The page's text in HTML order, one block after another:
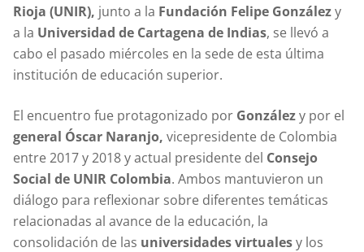
Rioja (UNIR), junto a la Fundación Felipe Gonzálezy
a la Universidad de Cartagena de Indias, se llevó a
cabo el pasado miércoles en la sede de esta última
institución de educación superior.
El encuentro fue protagonizado por Gonzálezy por el
general Óscar Naranjo, vicepresidente de Colombia
entre 2017 y 2018 y actual presidente del Consejo
Social de UNIR Colombia. Ambos mantuvieron un
diálogo para reflexionar sobre diferentes temáticas
relacionadas al avance de la educación, la
consolidación de las universidades virtualesy los